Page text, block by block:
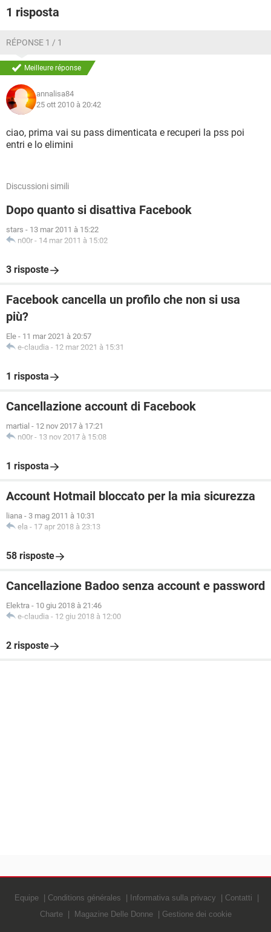
1 risposta
RÉPONSE 1 / 1
Meilleure réponse
annalisa84
25 ott 2010 à 20:42
ciao, prima vai su pass dimenticata e recuperi la pss poi
entri e lo elimini
Discussioni simili
Dopo quanto si disattiva Facebook
stars - 13 mar 2011 à 15:22
n00r - 14 mar 2011 à 15:02
3 risposte
Facebook cancella un profilo che non si usa
più?
Ele - 11 mar 2021 à 20:57
e-claudia - 12 mar 2021 à 15:31
1 risposta
Cancellazione account di Facebook
martial - 12 nov 2017 à 17:21
n00r - 13 nov 2017 à 15:08
1 risposta
Account Hotmail bloccato per la mia sicurezza
liana - 3 mag 2011 à 10:31
ela - 17 apr 2018 à 23:13
58 risposte
Cancellazione Badoo senza account e password
Elektra - 10 giu 2018 à 21:46
e-claudia - 12 giu 2018 à 12:00
2 risposte
Equipe Conditions générales Informativa sulla privacy
Contatti
Charte
Magazine Delle Donne Gestione dei cookie